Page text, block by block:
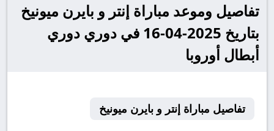
تفاصيل وموعد مباراة إنتر و بايرن ميونيخ
بتاريخ 2025-04-16 في دوري دوري
أبطال أوروبا
تفاصيل مباراة إنتر و بايرن ميونيخ